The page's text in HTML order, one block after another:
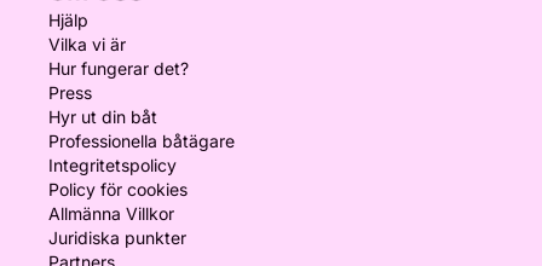
Hjälp
Vilka vi är
Hur fungerar det?
Press
Hyr ut din båt
Professionella båtägare
Integritetspolicy
Policy för cookies
Allmänna Villkor
Juridiska punkter
Partners